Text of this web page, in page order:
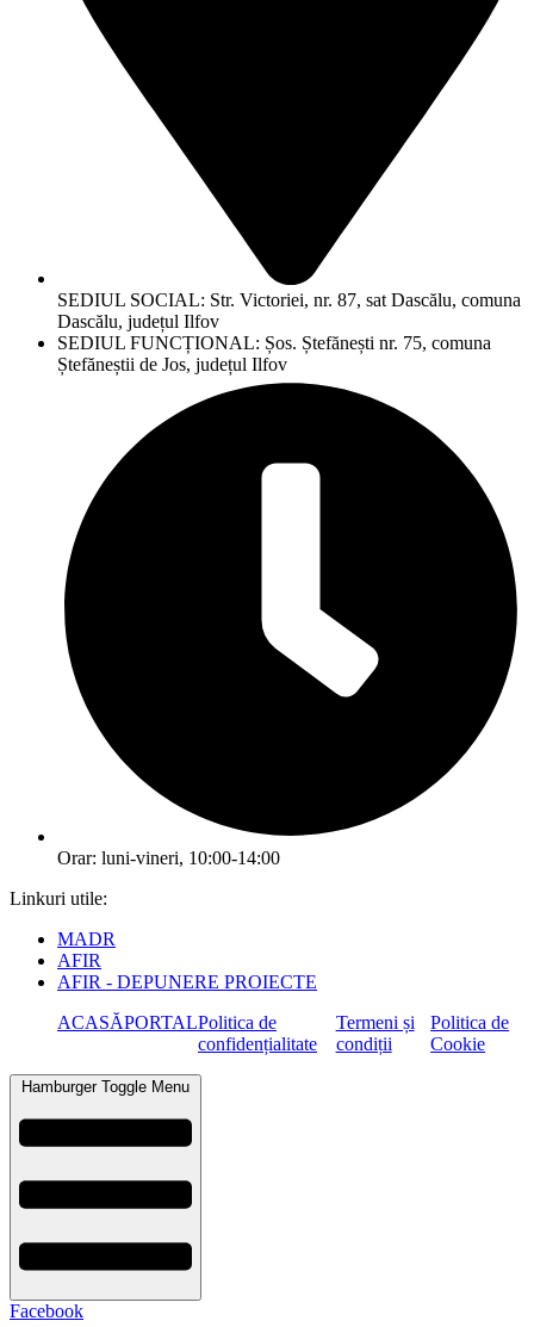
SEDIUL SOCIAL: Str. Victoriei, nr. 87, sat Dascălu, comuna
Dascălu, județul Ilfov
SEDIUL FUNCȚIONAL: Șos. Ștefănești nr. 75, comuna
Ștefăneștii de Jos, județul Ilfov
Orar: luni-vineri, 10:00-14:00
Linkuri utile:
MADR
AFIR
AFIR - DEPUNERE PROIECTE
ACASĂPORTALPolitica de
confidențialitate
Termeni și
condiții
Politica de
Cookie
Hamburger Toggle Menu
Facebook